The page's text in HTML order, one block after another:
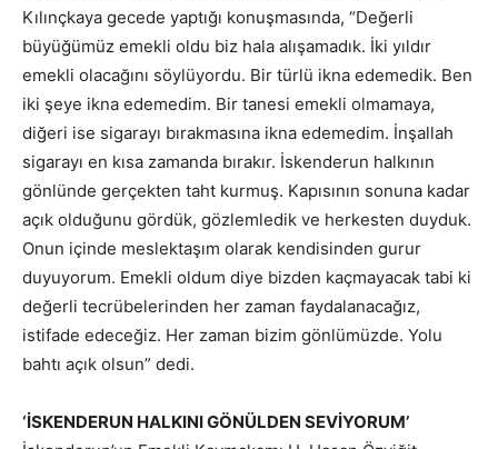
Kılınçkaya gecede yaptığı konuşmasında, “Değerli
büyüğümüz emekli oldu biz hala alışamadık. İki yıldır
emekli olacağını söylüyordu. Bir türlü ikna edemedik. Ben
iki şeye ikna edemedim. Bir tanesi emekli olmamaya,
diğeri ise sigarayı bırakmasına ikna edemedim. İnşallah
sigarayı en kısa zamanda bırakır. İskenderun halkının
gönlünde gerçekten taht kurmuş. Kapısının sonuna kadar
açık olduğunu gördük, gözlemledik ve herkesten duyduk.
Onun içinde meslektaşım olarak kendisinden gurur
duyuyorum. Emekli oldum diye bizden kaçmayacak tabi ki
değerli tecrübelerinden her zaman faydalanacağız,
istifade edeceğiz. Her zaman bizim gönlümüzde. Yolu
bahtı açık olsun” dedi.
‘İSKENDERUN HALKINI GÖNÜLDEN SEVİYORUM’